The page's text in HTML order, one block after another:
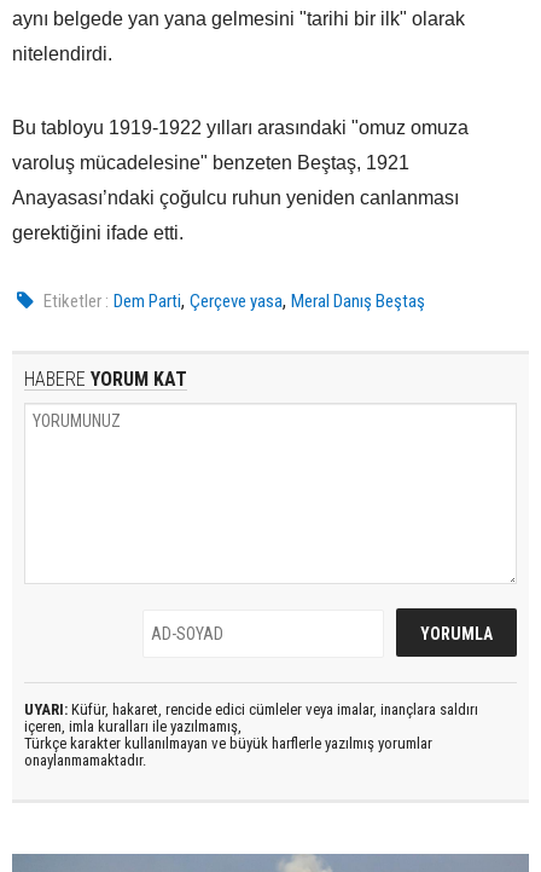
aynı belgede yan yana gelmesini "tarihi bir ilk" olarak
nitelendirdi.
Bu tabloyu 1919-1922 yılları arasındaki "omuz omuza
varoluş mücadelesine" benzeten Beştaş, 1921
Anayasası’ndaki çoğulcu ruhun yeniden canlanması
gerektiğini ifade etti.
Etiketler : Dem Parti,Çerçeve yasa,Meral Danış Beştaş
HABERE YORUM KAT
UYARI: Küfür, hakaret, rencide edici cümleler veya imalar, inançlara saldırı
içeren, imla kuralları ile yazılmamış,
Türkçe karakter kullanılmayan ve büyük harflerle yazılmış yorumlar
onaylanmamaktadır.